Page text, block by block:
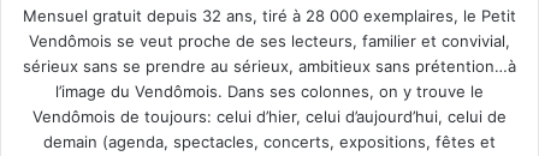
Mensuel gratuit depuis 32 ans, tiré à 28 000 exemplaires, le Petit
Vendômois se veut proche de ses lecteurs, familier et convivial,
sérieux sans se prendre au sérieux, ambitieux sans prétention…à
l’image du Vendômois. Dans ses colonnes, on y trouve le
Vendômois de toujours: celui d’hier, celui d’aujourd’hui, celui de
demain (agenda, spectacles, concerts, expositions, fêtes et